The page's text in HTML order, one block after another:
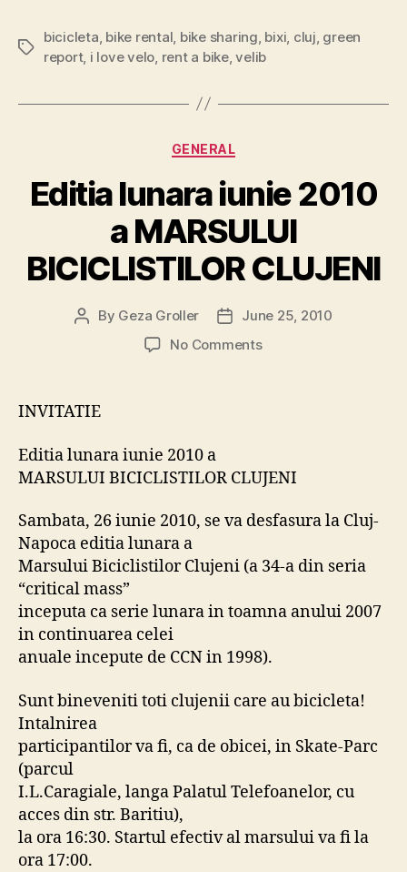
Tags
bicicleta bike rental bike sharing bixi cluj green
report, i love velo rent a bike,velib
Categories
GENERAL
Editia lunara iunie 2010
a MARSULUI
BICICLISTILOR CLUJENI
Post
By Geza Groller
Post
date
June 25, 2010
No Commentson
BICICLISTILOR
INVITATIE
Editia lunara iunie 2010 a
MARSULUI BICICLISTILOR CLUJENI
Sambata, 26 iunie 2010, se va desfasura la Cluj-
Napoca editia lunara a
Marsului Biciclistilor Clujeni (a 34-a din seria
“critical mass”
inceputa ca serie lunara in toamna anului 2007
in continuarea celei
anuale incepute de CCN in 1998).
Sunt bineveniti toti clujenii care au bicicleta!
Intalnirea
participantilor va fi, ca de obicei, in Skate-Parc
(parcul
I.L.Caragiale, langa Palatul Telefoanelor, cu
acces din str. Baritiu),
la ora 16:30. Startul efectiv al marsului va fi la
ora 17:00.